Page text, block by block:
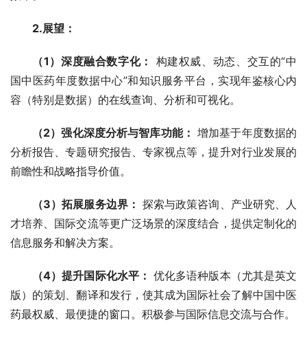
2.展望：
（1）深度融合数字化：
构建权威、动态、交互的“中
国中医药年度数据中心”和知识服务平台，实现年鉴核心内
容（特别是数据）的在线查询、分析和可视化。
（2）强化深度分析与智库功能： 增加基于年度数据的
分析报告、专题研究报告、专家视点等，提升对行业发展的
前瞻性和战略指导价值。
（3）拓展服务边界： 探索与政策咨询、产业研究、人
才培养、国际交流等更广泛场景的深度结合，提供定制化的
信息服务和解决方案。
（4）提升国际化水平： 优化多语种版本（尤其是英文
版）的策划、翻译和发行，使其成为国际社会了解中国中医
药最权威、最便捷的窗口。积极参与国际信息交流与合作。